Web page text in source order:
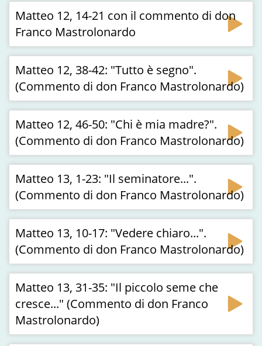
Matteo 12, 14-21 con il commento di don
Franco Mastrolonardo
Matteo 12, 38-42: "Tutto è segno".
(Commento di don Franco Mastrolonardo)
Matteo 12, 46-50: "Chi è mia madre?".
(Commento di don Franco Mastrolonardo)
Matteo 13, 1-23: "Il seminatore...".
(Commento di don Franco Mastrolonardo)
Matteo 13, 10-17: "Vedere chiaro...".
(Commento di don Franco Mastrolonardo)
Matteo 13, 31-35: "Il piccolo seme che
cresce..." (Commento di don Franco
Mastrolonardo)